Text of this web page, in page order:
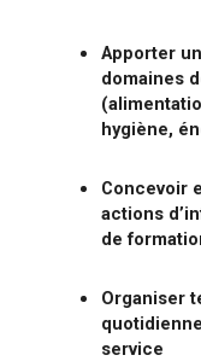
Apporter
domaines
hygiène,
Concevoir
actions
de
Organiser
service